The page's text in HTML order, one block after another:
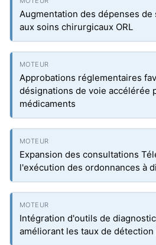
Augmentation des dépenses de
aux soins chirurgicaux ORL
Approbations réglementaires
désignations de voie accélérée
médicaments
Expansion des consultations
l'exécution des ordonnances à
Intégration d'outils de
améliorant les taux de détection